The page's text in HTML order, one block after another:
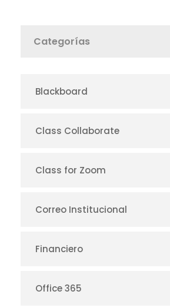
Categorías
Blackboard
Class Collaborate
Class for Zoom
Correo Institucional
Financiero
Office 365